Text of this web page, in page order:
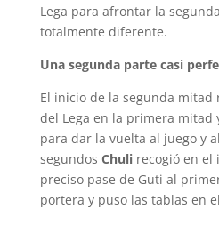
Lega para afrontar la
totalmente diferente.
Una segunda parte casi
El inicio de la segunda
del Lega en la primera mitad
para dar la vuelta al juego y
segundos Chulirecogió en el
preciso pase de Guti al
portera y puso las tablas en